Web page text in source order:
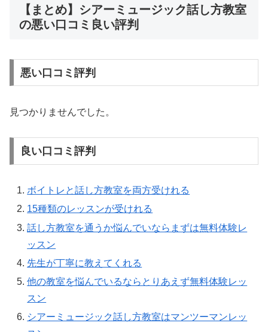
【まとめ】シアーミュージック話し方教室
の悪い口コミ良い評判
悪い口コミ評判
見つかりませんでした。
良い口コミ評判
ボイトレと話し方教室を両方受けれる
15種類のレッスンが受けれる
話し方教室を通うか悩んでいならまずは無料体験レ
ッスン
先生が丁寧に教えてくれる
他の教室を悩んでいるならとりあえず無料体験レッ
スン
シアーミュージック話し方教室はマンツーマンレッ